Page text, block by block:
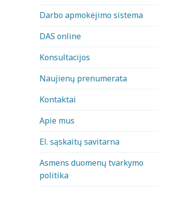
Darbo apmokėjimo sistema
DAS online
Konsultacijos
Naujienų prenumerata
Kontaktai
Apie mus
El. sąskaitų savitarna
Asmens duomenų tvarkymo
politika